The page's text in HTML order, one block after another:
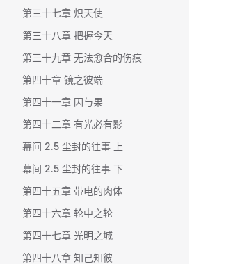
第三十七章 炽天使
第三十八章 把握今天
第三十九章 无法愈合的伤痕
第四十章 镜之彼端
第四十一章 因与果
第四十二章 有光必有影
幕间 2.5 尘封的往事 上
幕间 2.5 尘封的往事 下
第四十五章 带电的肉体
第四十六章 轮中之轮
第四十七章 光明之城
第四十八章 知己知彼